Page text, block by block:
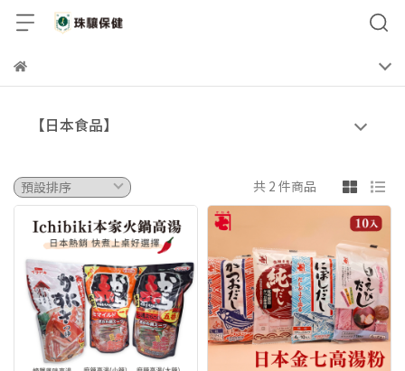
【日本食品】
共 2 件商品